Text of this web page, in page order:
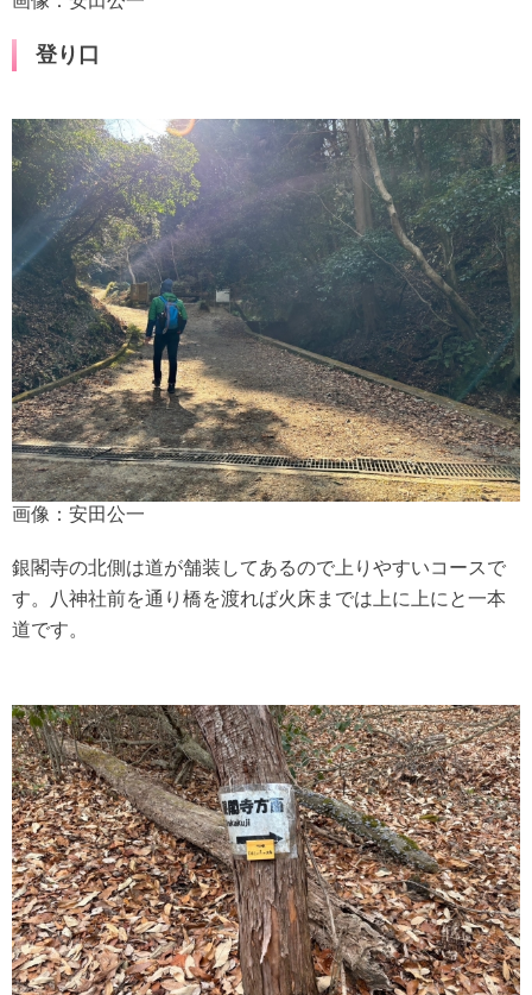
登り口
画像：安田公一
銀閣寺の北側は道が舗装してあるので上りやすいコースで
す。八神社前を通り橋を渡れば火床までは上に上にと一本
道です。